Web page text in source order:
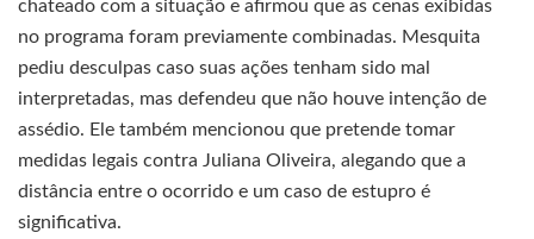
chateado com a situação e afirmou que as cenas exibidas
no programa foram previamente combinadas. Mesquita
pediu desculpas caso suas ações tenham sido mal
interpretadas, mas defendeu que não houve intenção de
assédio. Ele também mencionou que pretende tomar
medidas legais contra Juliana Oliveira, alegando que a
distância entre o ocorrido e um caso de estupro é
significativa.